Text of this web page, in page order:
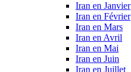
Iran en Janvier
Iran en Février
Iran en Mars
Iran en Avril
Iran en Mai
Iran en Juin
Iran en Juillet